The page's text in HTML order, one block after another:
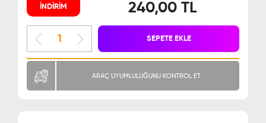
İNDİRİM 240,00 TL
SEPETE EKLE
ARAÇ UYUMLULUĞUNU KONTROL ET